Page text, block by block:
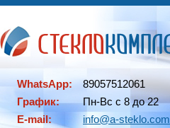
WhatsApp:
89057512061
График:
Пн-Вс с 8 до 22
E-mail:
info@a-steklo.com